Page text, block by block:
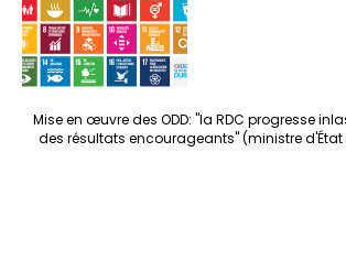
Mise en œuvre des ODD: "la RDC progresse
des résultats encourageants" (ministre